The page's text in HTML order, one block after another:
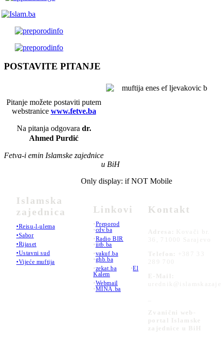
POSTAVITE PITANJE
Pitanje možete postaviti putem
webstranice www.fetve.ba
Na pitanja odgovara dr.
Ahmed Purdić
Fetva-i emin Islamske zajednice
u BiH
Islamska
zajednica
•Reisu-l-ulema
•Sabor
•Rijaset
•Ustavni sud
•Vijeće muftija
Only display: if NOT Mobile
Linkovi
•Preporod
•cdv.ba
•Radio BIR
•iitb.ba
•vakuf.ba
•ghb.ba
•zekat.ba •El
Kalem
•Webmail
•MINA.ba
Kontakt
Adresa:
Kovači br.
36, 71000 Sarajevo
Telefon:
+387 33
289 700
E-Mail:
Zvanični web-
portal Islamske
zajednice u BiH